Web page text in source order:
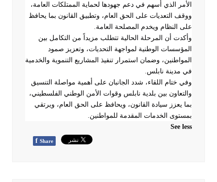
الأمر الذي أسهم في دعم جهودها لحماية الممتلكات العامة،
ووقف التعديات على الحق العام، وتطبيق القانون بما يحافظ
على النظام ويخدم المصلحة العامة
وأكدت أن المرحلة الحالية تتطلب مزيداً من التكامل بين
المؤسسات الوطنية لمواجهة التحديات، وتعزيز صمود
المواطنين، وضمان استمرار تنفيذ المشاريع التنموية والخدمية
في مدينة نابلس
وفي ختام اللقاء، شدد الجانبان على أهمية مواصلة التنسيق
والتعاون بين بلدية نابلس وقوات الأمن الوطني الفلسطيني،
بما يعزز سيادة القانون، ويحافظ على الحق العام، ويرتقي
بمستوى الخدمات المقدمة للمواطنين
See less
f Share